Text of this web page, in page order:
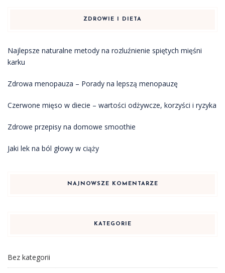
ZDROWIE I DIETA
Najlepsze naturalne metody na rozluźnienie spiętych mięśni
karku
Zdrowa menopauza – Porady na lepszą menopauzę
Czerwone mięso w diecie – wartości odżywcze, korzyści i ryzyka
Zdrowe przepisy na domowe smoothie
Jaki lek na ból głowy w ciąży
NAJNOWSZE KOMENTARZE
KATEGORIE
Bez kategorii